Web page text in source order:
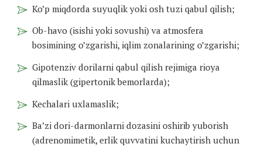
Ko’p miqdorda suyuqlik yoki osh tuzi qabul qilish;
Ob-havo (isishi yoki sovushi) va atmosfera
bosimining o’zgarishi, iqlim zonalarining o’zgarishi;
Gipotenziv dorilarni qabul qilish rejimiga rioya
qilmaslik (gipertonik bemorlarda);
Kechalari uxlamaslik;
Ba’zi dori-darmonlarni dozasini oshirib yuborish
(adrenomimetik, erlik quvvatini kuchaytirish uchun